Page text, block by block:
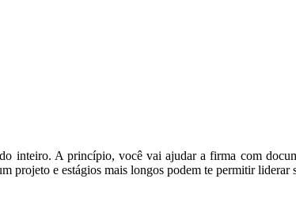
inteiro. A princípio, você vai ajudar a firma com
projeto e estágios mais longos podem te permitir liderar